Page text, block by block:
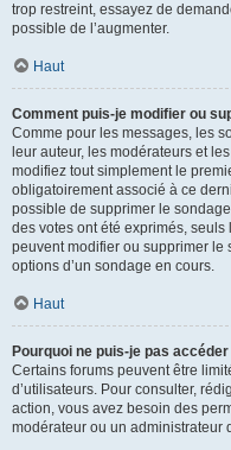
trop restreint, essayez de
possible de l’augmenter.
Haut
Comment puis-je modifier ou
Comme pour les messages, les
leur auteur, les modérateurs et
modifiez tout simplement le
obligatoirement associé à ce
possible de supprimer le
des votes ont été exprimés,
peuvent modifier ou supprimer
options d’un sondage en cours.
Haut
Pourquoi ne puis-je pas
Certains forums peuvent être
d’utilisateurs. Pour consulter,
action, vous avez besoin des
modérateur ou un administrateur